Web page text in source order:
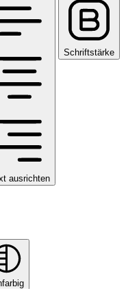
ausrichten
Schriftstärke